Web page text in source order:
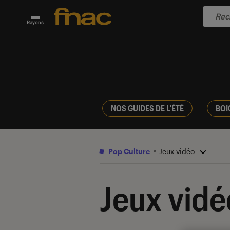
Rayons
NOS GUIDES DE L'ÉTÉ
Pop Culture Jeux vidéo
Jeux